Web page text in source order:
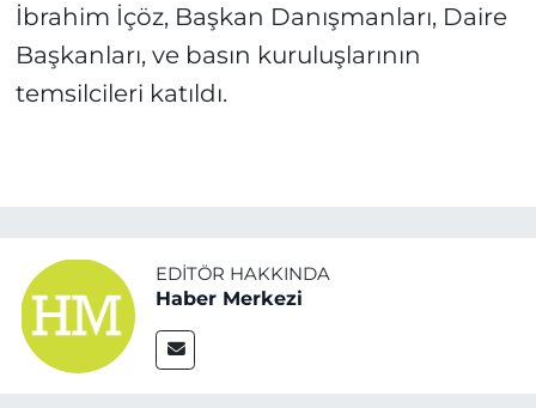
İbrahim İçöz, Başkan Danışmanları, Daire
Başkanları, ve basın kuruluşlarının
temsilcileri katıldı.
EDITÖR HAKKINDA
Haber Merkezi